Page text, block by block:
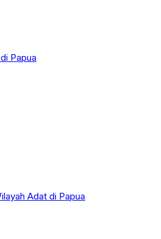
Papua
Adat di Papua